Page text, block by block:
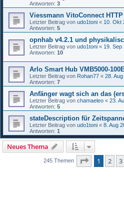
Antworten: 3
Viessmann VitoConnect
Letzter Beitrag von udo1toni « 10. Okt
Antworten: 5
opnhab v4.2.1 und
Letzter Beitrag von udo1toni « 19. Sep
Antworten: 10
Arlo Smart Hub VMB5000-
Letzter Beitrag von Rohan77 « 28.
Antworten: 7
Anfänger wagt sich an das
Letzter Beitrag von chamaeleo « 23.
Antworten: 5
stateDescription für
Letzter Beitrag von udo1toni « 8. Aug
Antworten: 1
Neues Thema
245 Themen Seite 1von
1 2 3